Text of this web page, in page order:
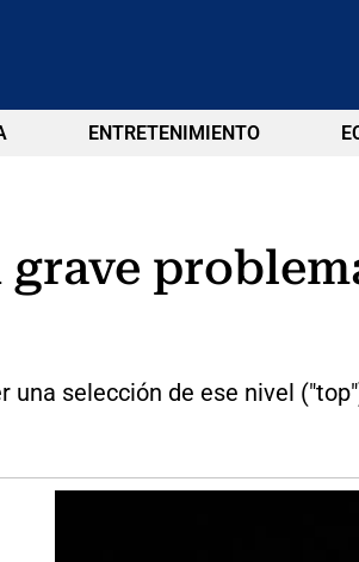
ENTRETENIMIENTO
grave
una selección de ese nivel